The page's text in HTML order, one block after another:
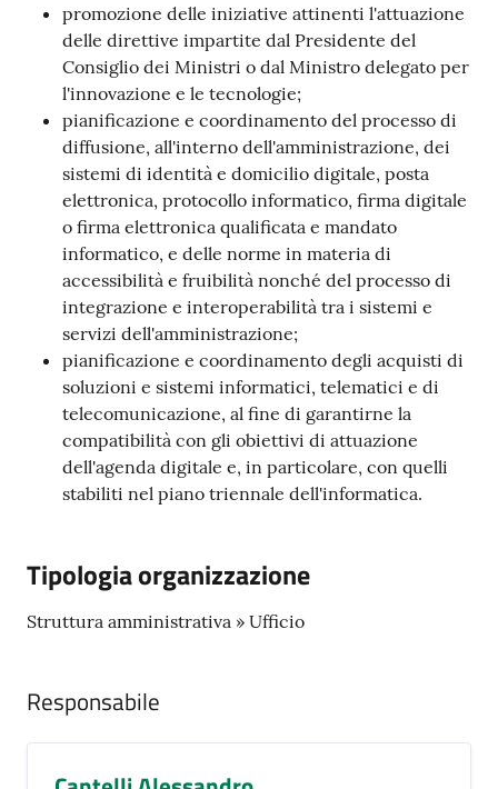
promozione delle iniziative attinenti l'attuazione
delle direttive impartite dal Presidente del
Consiglio dei Ministri o dal Ministro delegato per
l'innovazione e le tecnologie;
pianificazione e coordinamento del processo di
diffusione, all'interno dell'amministrazione, dei
sistemi di identità e domicilio digitale, posta
elettronica, protocollo informatico, firma digitale
o firma elettronica qualificata e mandato
informatico, e delle norme in materia di
accessibilità e fruibilità nonché del processo di
integrazione e interoperabilità tra i sistemi e
servizi dell'amministrazione;
pianificazione e coordinamento degli acquisti di
soluzioni e sistemi informatici, telematici e di
telecomunicazione, al fine di garantirne la
compatibilità con gli obiettivi di attuazione
dell'agenda digitale e, in particolare, con quelli
stabiliti nel piano triennale dell'informatica.
Tipologia organizzazione
Struttura amministrativa » Ufficio
Responsabile